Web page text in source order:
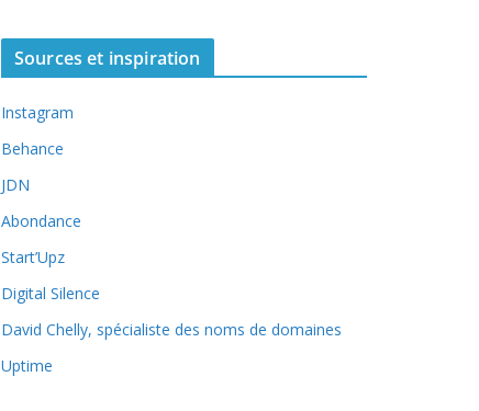
Sources et inspiration
Instagram
Behance
JDN
Abondance
Start’Upz
Digital Silence
David Chelly, spécialiste des noms de domaines
Uptime